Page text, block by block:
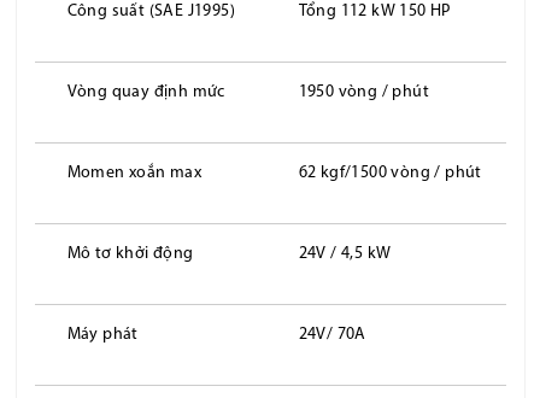
Công suất (SAE J1995) Tổng 112 kW 150 HP
Vòng quay định mức 1950 vòng / phút
Momen xoắn max 62 kgf/1500 vòng / phút
Mô tơ khởi động 24V / 4,5 kW
Máy phát 24V/ 70A